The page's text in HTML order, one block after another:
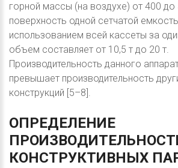
горной массы (на воздухе) от 400 до
поверхность одной сетчатой
использованием всей кассеты за
объем составляет от 10,5 т до 20 т.
Производительность данного
превышает производительность
конструкций [5–8].
ОПРЕДЕЛЕНИЕ
КОНСТРУКТИВНЫХ